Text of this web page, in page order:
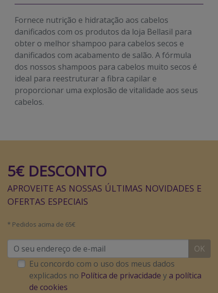
Fornece nutrição e hidratação aos cabelos
danificados com os produtos da loja Bellasil para
obter o melhor shampoo para cabelos secos e
danificados com acabamento de salão. A fórmula
dos nossos shampoos para cabelos muito secos é
ideal para reestruturar a fibra capilar e
proporcionar uma explosão de vitalidade aos seus
cabelos.
5€ DESCONTO
APROVEITE AS NOSSAS ÚLTIMAS NOVIDADES E
OFERTAS ESPECIAIS
* Pedidos acima de 65€
OK
Eu concordo com o uso dos meus dados
explicados no Política de privacidade y a política
de cookies